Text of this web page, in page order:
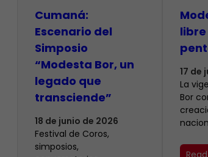
Cumaná:
Escenario del
Simposio
“Modesta Bor, un
legado que
transciende”
18 de junio de 2026
Festival de Coros,
simposios,
17 de
La
Bor